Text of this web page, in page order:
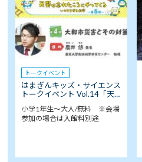
トークイベント
はまぎんキッズ・サイエンス
トークイベント Vol.14「天…
小学1年生～大人/無料 ※会場
参加の場合は入館料別途